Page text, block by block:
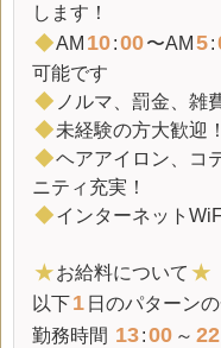
します！
◆AM 10:00〜AM 5:
可能です
◆ ノルマ、罰金、雑
◆未経験の方大歓迎！
◆ヘアアイロン、コ
ニティ充実！
◆インターネット
★お給料について ★
以下1 日のパターンの
勤務時間 13:00 ～ 22